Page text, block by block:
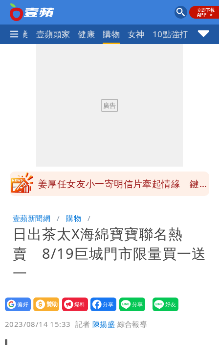
標企業 壹蘋頭家 健康 購物 女神 10點強打
吳子嘉斷言：綠營「這縣市」恐一屍五
週雨越下越大
姜厚任女友小一寄明信片牽起情緣 鍵盤
萬 素顏進擊新生活圈（壹蘋10點強
打）
騙慈濟10億！無良女律師曾宣導反詐
嗆被害者「愚痴」超諷刺
鄭朝方曬3人合照 網友一看秒懂：竹北
莉玲「冷血媽媽」
35歲早餐不吃鐵板麵？釣出一票人點
頭 辦公室全是「1聲音」
班鐵翔誇姜厚任女友跟他學演戲表現優
壹蘋新聞網 購物
日出茶太X海綿寶寶聯名熱
賣 8/19巨城門市限量買一送
一
設為
贊助
我要
爆料
2023/08/14 15:33 記者陳揚盛 綜合報導